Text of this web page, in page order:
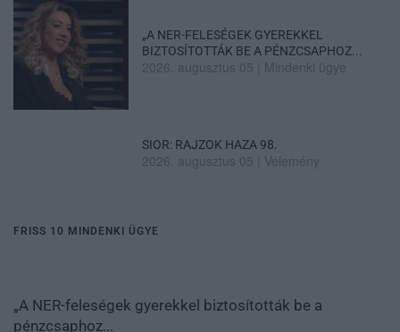
„A NER-FELESÉGEK GYEREKKEL
BIZTOSÍTOTTÁK BE A PÉNZCSAPHOZ...
2026. augusztus 05 Mindenki ügye
SIOR: RAJZOK HAZA 98.
2026. augusztus 05 Vélemény
FRISS 10 MINDENKI ÜGYE
„A NER-feleségek gyerekkel biztosították be a
pénzcsaphoz...